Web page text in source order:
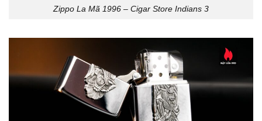
Zippo La Mã 1996 – Cigar Store Indians 3